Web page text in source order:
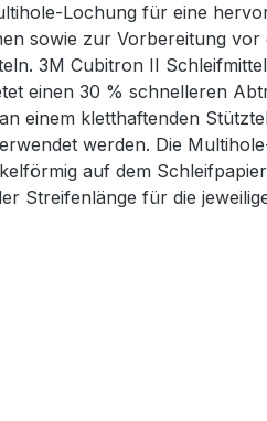
Lochung für eine
sowie zur Vorbereitung vor
3M Cubitron II
einen 30 % schnelleren
einem kletthaftenden
werden. Die
auf dem
Streifenlänge für die